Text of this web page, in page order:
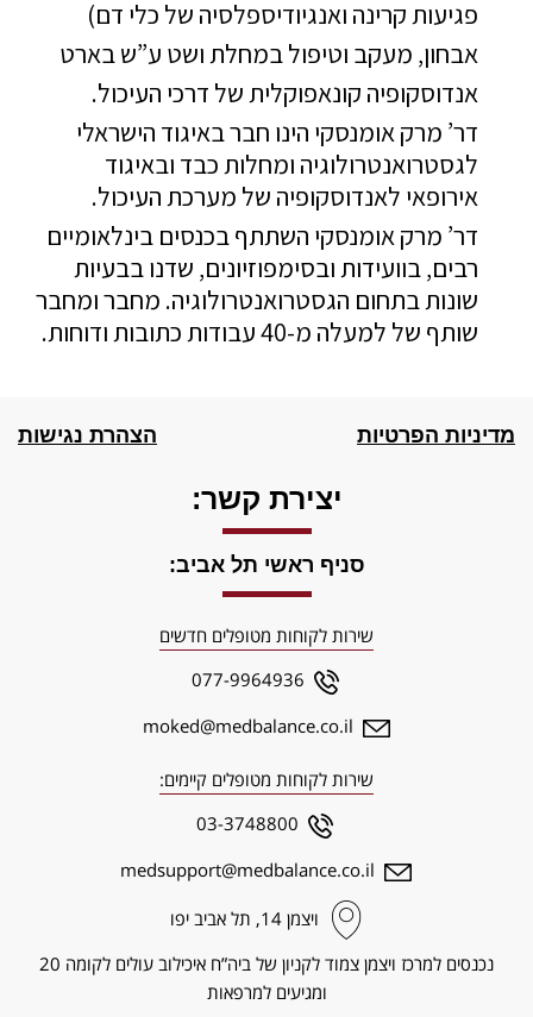
פגיעות קרינה ואנגיודיספלסיה של כלי דם)
אבחון, מעקב וטיפול במחלת ושט ע”ש בארט
אנדוסקופיה קונאפוקלית של דרכי העיכול.
דר’ מרק אומנסקי הינו חבר באיגוד הישראלי
לגסטרואנטרולוגיה ומחלות כבד ובאיגוד
אירופאי לאנדוסקופיה של מערכת העיכול.
דר’ מרק אומנסקי השתתף בכנסים בינלאומיים
רבים, בוועידות ובסימפוזיונים, שדנו בבעיות
שונות בתחום הגסטרואנטרולוגיה. מחבר ומחבר
שותף של למעלה מ-40 עבודות כתובות ודוחות.
מדיניות הפרטיות הצהרת נגישות
יצירת קשר:
סניף ראשי תל אביב:
שירות לקוחות מטופלים חדשים
077-9964936
moked@medbalance.co.il
שירות לקוחות מטופלים קיימים:
03-3748800
medsupport@medbalance.co.il
ויצמן‬ 14, תל אביב יפו
נכנסים למרכז ויצמן צמוד לקניון של ביה”ח איכילוב עולים לקומה 20
ומגיעים למרפאות